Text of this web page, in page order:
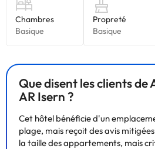
Que disent les clients
AR Isern ?
Cet hôtel bénéficie d'un
plage, mais reçoit des avis
la taille des appartements, mais